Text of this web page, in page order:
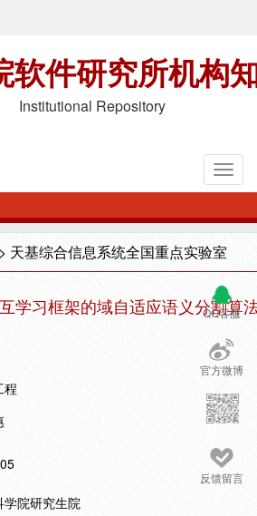
软件研究所机构
Institutional Repository
> 天基综合信息系统全国重点实验室
QQ客服
官方微博
反馈留言
学习框架的域自适应语义分割算
程
学院研究生院